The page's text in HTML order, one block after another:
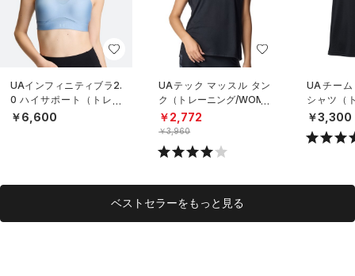
UAインフィニティブラ2.
0 ハイサポート（トレー
ニング/WOMEN）
￥6,600
UAテック マッスル タン
ク（トレーニング/WOME
N）
￥2,772
￥3,960
UAチー
シャツ（
NISEX）
￥3,300
ベストセラーをもっと見る